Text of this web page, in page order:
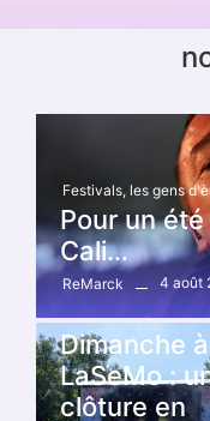
Festivals, les gens
Pour un
Cali…
ReMarck
4 août
Festivals, LA SE MO
Dimanche à
LaSeMo :
clôture en